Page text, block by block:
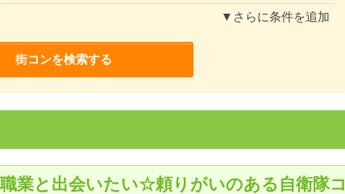
▼さらに条件を追加
職業と出会いたい☆頼りがいのある自衛隊コ